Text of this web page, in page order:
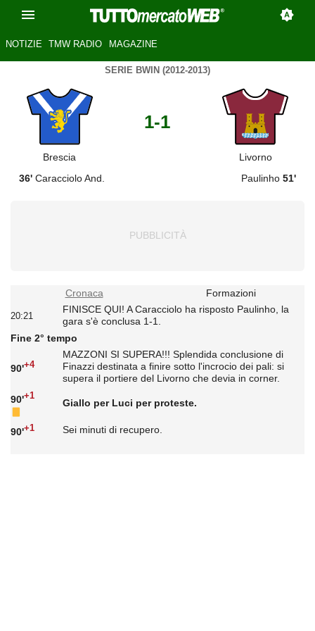
NOTIZIE TMW RADIO MAGAZINE
SERIE BWIN (2012-2013)
Brescia
1-1
Livorno
36' Caracciolo And. Paulinho 51'
Cronaca Formazioni
20:21
FINISCE QUI! A Caracciolo ha risposto Paulinho, la
gara s'è conclusa 1-1.
Fine 2° tempo
90'+4
MAZZONI SI SUPERA!!! Splendida conclusione di
Finazzi destinata a finire sotto l'incrocio dei pali: si
supera il portiere del Livorno che devia in corner.
90'+1
Giallo per Luci per proteste.
90'+1 Sei minuti di recupero.